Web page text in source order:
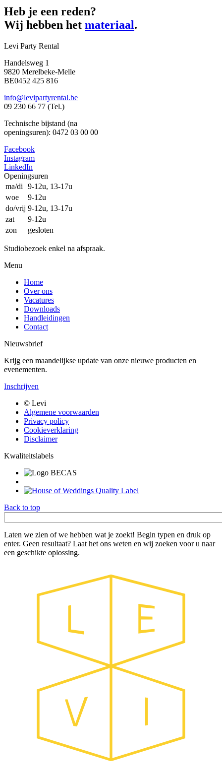
Heb je een reden?
Wij hebben het materiaal.
Levi Party Rental
Handelsweg 1
9820 Merelbeke-Melle
BE0452 425 816
info@levipartyrental.be
09 230 66 77 (Tel.)
Technische bijstand (na
openingsuren): 0472 03 00 00
Facebook
Instagram
LinkedIn
Openingsuren
ma/di
9-12u, 13-17u
woe
9-12u
do/vrij 9-12u, 13-17u
zat
9-12u
zon
gesloten
Studiobezoek enkel na afspraak.
Menu
Home
Over ons
Vacatures
Downloads
Handleidingen
Contact
Nieuwsbrief
Krijg een maandelijkse update van onze nieuwe producten en
evenementen.
Inschrijven
Bottom
menu
© Levi
Algemene voorwaarden
Privacy policy
Cookieverklaring
Disclaimer
Kwaliteitslabels
Back to top
Laten we zien of we hebben wat je zoekt! Begin typen en druk op
enter. Geen resultaat? Laat het ons weten en wij zoeken voor u naar
een geschikte oplossing.